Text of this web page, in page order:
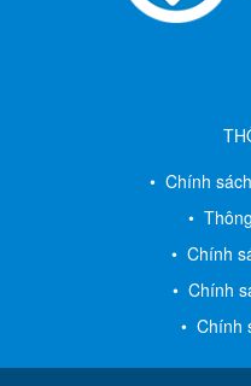
• Chính
•
• Chính
• Chính
• Chính